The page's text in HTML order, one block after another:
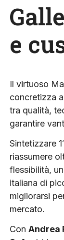
e
Il virtuoso
concretizza
tra qualità,
garantire
Sintetizzare
riassumere
flessibilità,
italiana di
migliorarsi
mercato.
Con Andrea